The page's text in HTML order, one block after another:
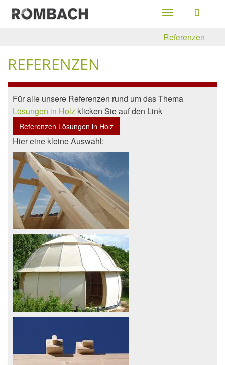
Toggle
navigation
Referenzen
REFERENZEN
Für alle unsere Referenzen rund um das Thema
Lösungen in Holz klicken Sie auf den Link
Referenzen Lösungen in Holz
Hier eine kleine Auswahl: